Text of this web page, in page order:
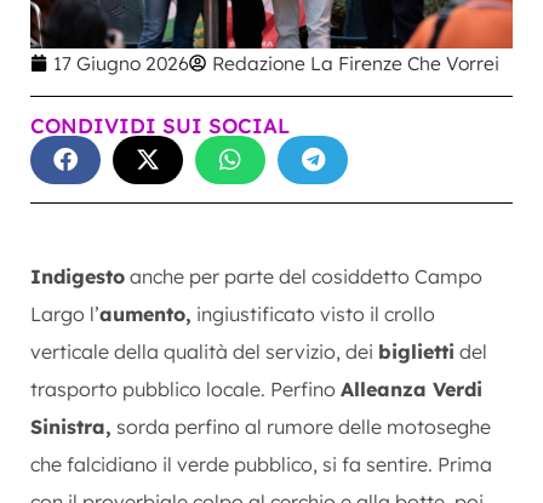
17 Giugno 2026 Redazione La Firenze Che Vorrei
CONDIVIDI SUI SOCIAL
Indigesto anche per parte del cosiddetto Campo
Largo l’aumento, ingiustificato visto il crollo
verticale della qualità del servizio, dei biglietti del
trasporto pubblico locale. Perfino Alleanza Verdi
Sinistra, sorda perfino al rumore delle motoseghe
che falcidiano il verde pubblico, si fa sentire. Prima